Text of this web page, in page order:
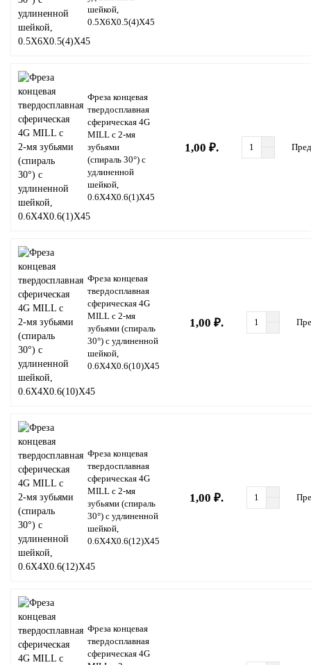
шейкой,
0.5X6X0.5(4)X45
Фреза концевая
твердосплавная
сферическая 4G
MILL с 2-мя
зубьями
(спираль 30°) с
удлиненной
шейкой,
0.6X4X0.6(1)X45
1,00 ₽.
Фреза концевая
твердосплавная
сферическая 4G
MILL с 2-мя
зубьями (спираль
30°) с удлиненной
шейкой,
0.6X4X0.6(10)X45
1,00 ₽.
Фреза концевая
твердосплавная
сферическая 4G
MILL с 2-мя
зубьями (спираль
30°) с удлиненной
шейкой,
0.6X4X0.6(12)X45
1,00 ₽.
Фреза концевая
твердосплавная
сферическая 4G